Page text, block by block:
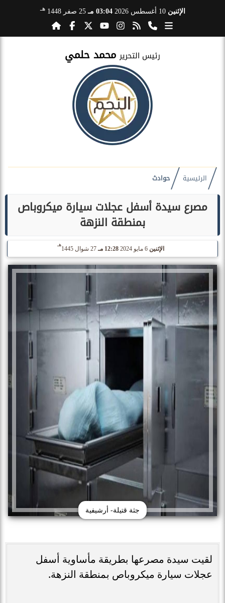
الإثنين 10 أغسطس 2026 03:04 مـ 25 صفر 1448 هـ
رئيس التحرير محمد حلمي
الرئيسية حوادث
مصرع سيدة أسفل عجلات سيارة ميكروباص
بمنطقة النزهة
الإثنين 6 مايو 2024 12:28 مـ 27 شوال 1445
هـ
جثة قتيلة- أرشيفية
لقيت سيدة مصرعها بطريقة مأساوية أسفل
عجلات سيارة ميكروباص بمنطقة النزهة.